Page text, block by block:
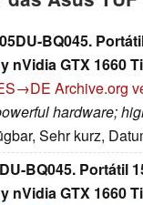
BQ045.
nVidia GTX 1660
Archive.org
hardware;
Sehr kurz,
BQ045. Portátil
nVidia GTX 1660